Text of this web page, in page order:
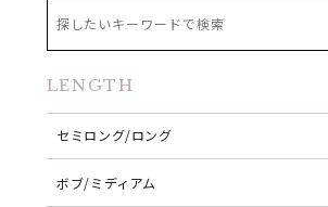
LENGTH
セミロング/ロング
ボブ/ミディアム